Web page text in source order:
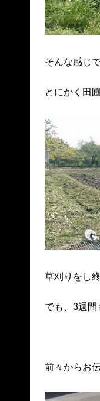
そんな感じ
とにかく田
草刈りをし
でも、3週
前々からお